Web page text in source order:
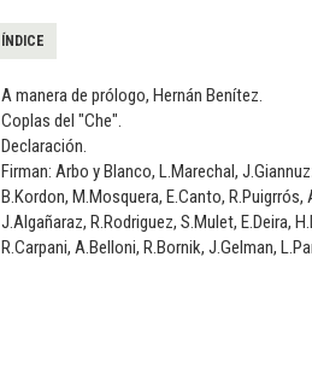
ÍNDICE
A manera de prólogo, Hernán Benítez.
Coplas del "Che".
Declaración.
Firman: Arbo y Blanco, L.Marechal,
B.Kordon, M.Mosquera, E.Canto,
J.Algañaraz, R.Rodriguez, S.Mulet, E.Deira,
R.Carpani, A.Belloni, R.Bornik, J.Gelman,